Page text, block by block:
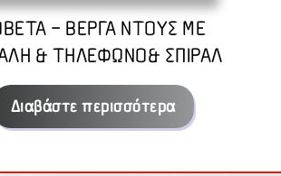
– ΒΕΡΓΑ ΝΤΟΥΣ ΜΕ
& ΤΗΛΕΦΩΝΟ& ΣΠΙΡΑΛ
Διαβάστε περισσότερα